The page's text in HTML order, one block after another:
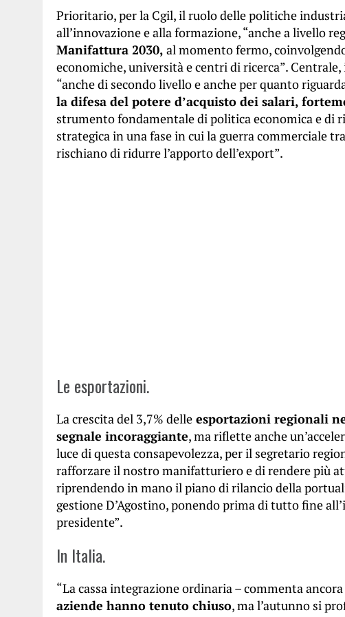
Prioritario, per la Cgil, il ruolo delle politiche
all’innovazione e alla formazione, “anche a livello
Manifattura 2030, al momento fermo,
economiche, università e centri di ricerca”.
“anche di secondo livello e anche per quanto
la difesa del potere d’acquisto dei salari,
strumento fondamentale di politica economica e di
strategica in una fase in cui la guerra commerciale
rischiano di ridurre l’apporto dell’export”.
Le esportazioni.
La crescita del 3,7% delle esportazioni regionali
segnale incoraggiante, ma riflette anche
luce di questa consapevolezza, per il segretario
rafforzare il nostro manifatturiero e di rendere più
riprendendo in mano il piano di rilancio della
gestione D’Agostino, ponendo prima di tutto fine
presidente”.
In Italia.
“La cassa integrazione ordinaria – commenta ancora
aziende hanno tenuto chiuso, ma l’autunno si